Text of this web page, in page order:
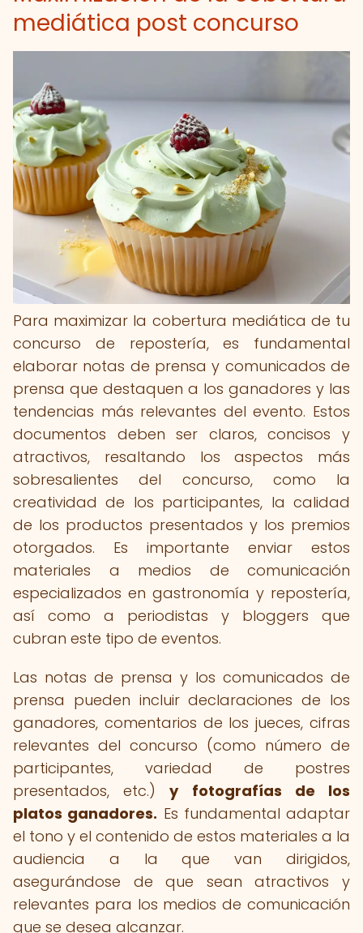
mediática post concurso
Para maximizar la cobertura mediática de tu
concurso de repostería, es fundamental
elaborar notas de prensa y comunicados de
prensa que destaquen a los ganadores y las
tendencias más relevantes del evento. Estos
documentos deben ser claros, concisos y
atractivos, resaltando los aspectos más
sobresalientes del concurso, como la
creatividad de los participantes, la calidad
de los productos presentados y los premios
otorgados. Es importante enviar estos
materiales a medios de comunicación
especializados en gastronomía y repostería,
así como a periodistas y bloggers que
cubran este tipo de eventos.
Las notas de prensa y los comunicados de
prensa pueden incluir declaraciones de los
ganadores, comentarios de los jueces, cifras
relevantes del concurso (como número de
participantes, variedad de postres
presentados, etc.)y fotografías de los
platos ganadores. Es fundamental adaptar
el tono y el contenido de estos materiales a la
audiencia a la que van dirigidos,
asegurándose de que sean atractivos y
relevantes para los medios de comunicación
que se desea alcanzar.